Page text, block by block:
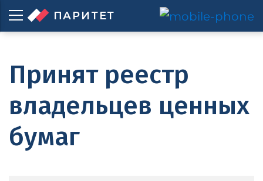
ПАРИТЕТ
Принят реестр
владельцев ценных
бумаг